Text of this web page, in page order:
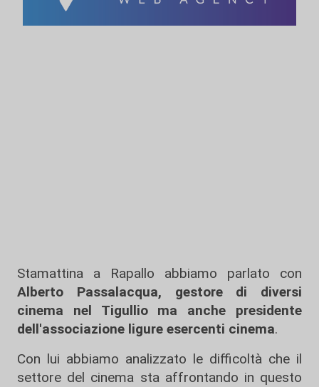
Stamattina a Rapallo abbiamo parlato con
Alberto Passalacqua, gestore di diversi
cinema nel Tigullio ma anche presidente
dell'associazione ligure esercenti cinema.
Con lui abbiamo analizzato le difficoltà che il
settore del cinema sta affrontando in questo